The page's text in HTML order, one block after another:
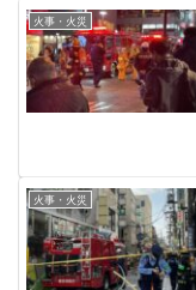
火事・火災
火事・火災